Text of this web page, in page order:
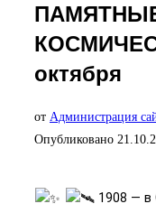
октября
от Администрация
Опубликовано
1908 — в